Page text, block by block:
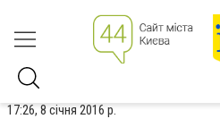
17:26, 8 січня 2016 р.